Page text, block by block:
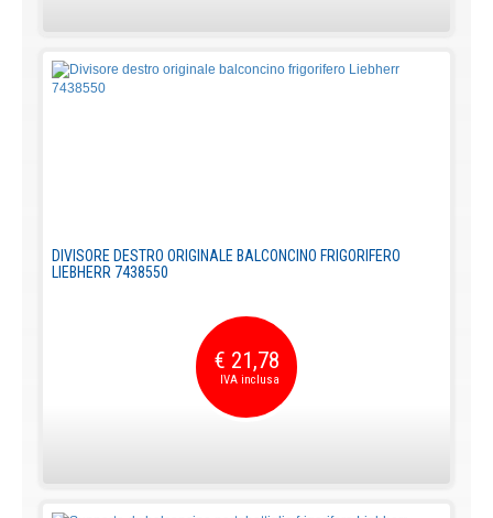
DIVISORE DESTRO ORIGINALE BALCONCINO FRIGORIFERO
LIEBHERR 7438550
€ 21,78